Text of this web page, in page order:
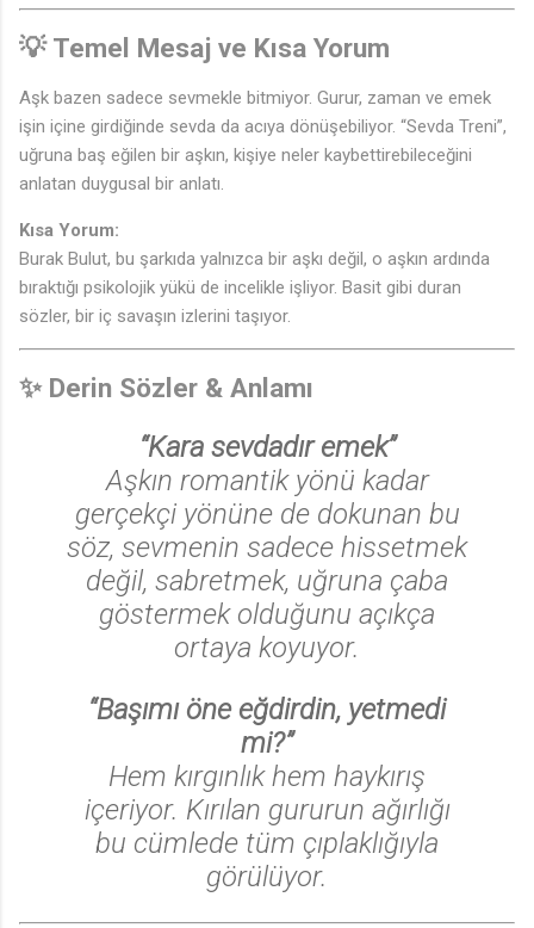
💡 Temel Mesaj ve Kısa Yorum
Aşk bazen sadece sevmekle bitmiyor. Gurur, zaman ve emek
işin içine girdiğinde sevda da acıya dönüşebiliyor. “Sevda Treni”,
uğruna baş eğilen bir aşkın, kişiye neler kaybettirebileceğini
anlatan duygusal bir anlatı.
Kısa Yorum:
Burak Bulut, bu şarkıda yalnızca bir aşkı değil, o aşkın ardında
bıraktığı psikolojik yükü de incelikle işliyor. Basit gibi duran
sözler, bir iç savaşın izlerini taşıyor.
✨ Derin Sözler & Anlamı
“Kara sevdadır emek”
Aşkın romantik yönü kadar
gerçekçi yönüne de dokunan bu
söz, sevmenin sadece hissetmek
değil, sabretmek, uğruna çaba
göstermek olduğunu açıkça
ortaya koyuyor.
“Başımı öne eğdirdin, yetmedi
mi?”
Hem kırgınlık hem haykırış
içeriyor. Kırılan gururun ağırlığı
bu cümlede tüm çıplaklığıyla
görülüyor.